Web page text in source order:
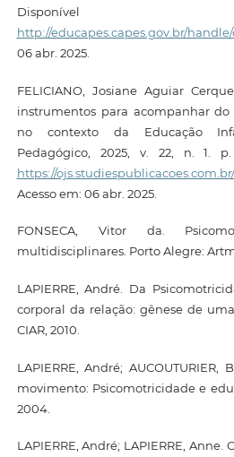
http://educapes.capes.gov.br/
06 abr. 2025.
FELICIANO, Josiane Aguiar
instrumentos para acompanhar
no contexto da Educação
Pedagógico, 2025, v. 22, n. 1. p.
https://
Acesso em: 06 abr. 2025.
FONSECA, Vitor da.
multidisciplinares. Porto Alegre:
LAPIERRE, André. Da
corporal da relação: gênese de
CIAR, 2010.
LAPIERRE, André;
movimento: Psicomotricidade e
2004.
LAPIERRE, André; LAPIERRE,